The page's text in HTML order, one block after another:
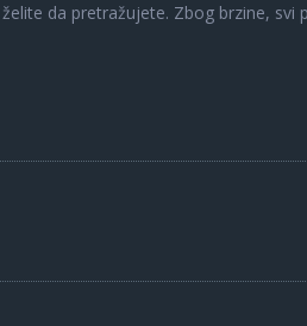
da pretražujete. Zbog brzine,